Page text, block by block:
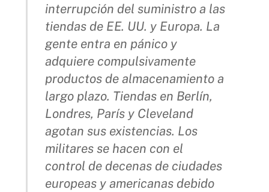
interrupción del suministro a las
tiendas de EE. UU. y Europa. La
gente entra en pánico y
adquiere compulsivamente
productos de almacenamiento a
largo plazo. Tiendas en Berlín,
Londres, París y Cleveland
agotan sus existencias. Los
militares se hacen con el
control de decenas de ciudades
europeas y americanas debido